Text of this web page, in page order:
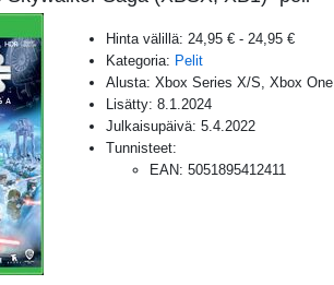
Hinta välillä: 24,95 € - 24,95 €
Kategoria: Pelit
Alusta: Xbox Series X/S, Xbox One
Lisätty: 8.1.2024
Julkaisupäivä: 5.4.2022
Tunnisteet:
EAN: 5051895412411